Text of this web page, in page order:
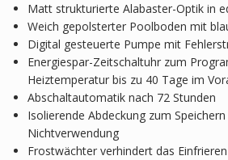
Matt strukturierte Alabaster-Optik in
Weich gepolsterter Poolboden mit
Digital gesteuerte Pumpe mit
Energiespar-Zeitschaltuhr zum
Heiztemperatur bis zu 40 Tage im
Abschaltautomatik nach 72 Stunden
Isolierende Abdeckung zum
Nichtverwendung
Frostwächter verhindert das